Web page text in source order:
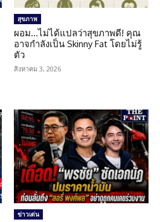
สุขภาพ
ผอม…ไม่ได้แปลว่าสุขภาพดี! คุณ
อาจกำลังเป็น Skinny Fat โดยไม่รู้
ตัว
สิงหาคม 3, 2026
ข่าวเด่น